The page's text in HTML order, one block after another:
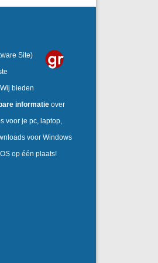
Site)
bieden
informatie over
voor je pc, laptop,
voor Windows
op één plaats!